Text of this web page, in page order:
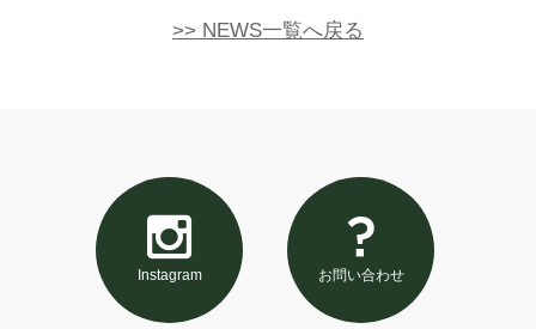
>> NEWS一覧へ戻る
Instagram お問い合わせ